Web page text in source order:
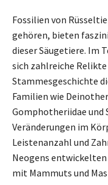
Fossilien von
gehören, bieten
dieser Säugetiere. Im
sich zahlreiche
Stammesgeschichte
Familien wie
Gomphotheriidae und
Veränderungen im
Leistenanzahl und
Neogens
mit Mammuts und